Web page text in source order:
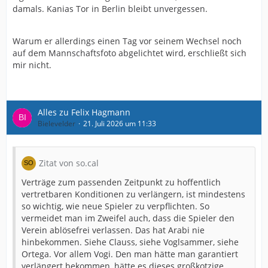
damals. Kanias Tor in Berlin bleibt unvergessen.
Warum er allerdings einen Tag vor seinem Wechsel noch
auf dem Mannschaftsfoto abgelichtet wird, erschließt sich
mir nicht.
Alles zu Felix Hagmann
Bielevelder 21. Juli 2026 um 11:33
Zitat von so.cal
Verträge zum passenden Zeitpunkt zu hoffentlich
vertretbaren Konditionen zu verlängern, ist mindestens
so wichtig, wie neue Spieler zu verpflichten. So
vermeidet man im Zweifel auch, dass die Spieler den
Verein ablösefrei verlassen. Das hat Arabi nie
hinbekommen. Siehe Clauss, siehe Voglsammer, siehe
Ortega. Vor allem Vogi. Den man hätte man garantiert